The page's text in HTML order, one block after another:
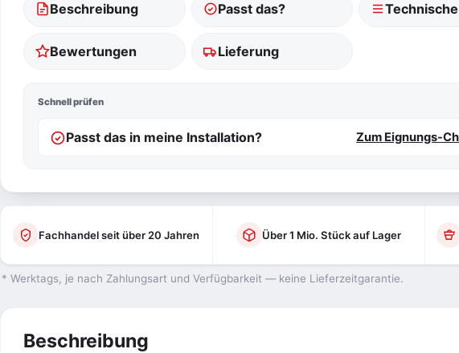
Beschreibung Passt das?
Bewertungen Lieferung
Schnell prüfen
Passt das in meine Installation? Zum Eignungs-
Fachhandel seit über 20 Jahren Über 1 Mio. Stück auf Lager
* Werktags, je nach Zahlungsart und Verfügbarkeit — keine Lieferzeitgarantie.
Beschreibung